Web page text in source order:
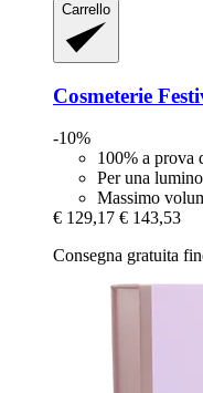
Carrello
Cosmeterie
-10%
100% a prova
Per una
Massimo
€ 129,17 € 143,53
Consegna gratuita